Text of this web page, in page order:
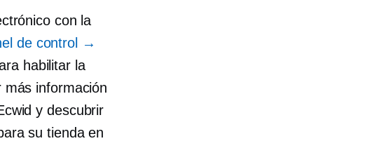
con la
de control →
habilitar la
más información
y descubrir
su tienda en